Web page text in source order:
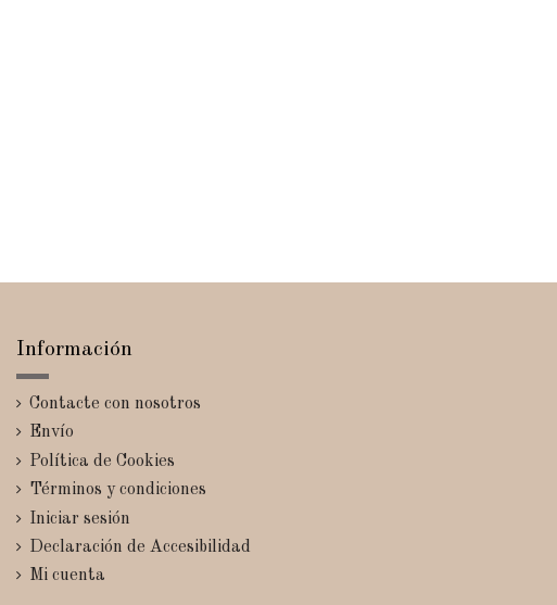
Información
Contacte con nosotros
Envío
Política de Cookies
Términos y condiciones
Iniciar sesión
Declaración de Accesibilidad
Mi cuenta